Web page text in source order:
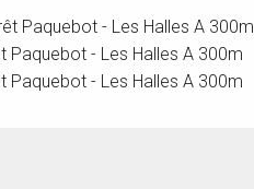
Paquebot - Les Halles A 300m
Paquebot - Les Halles A 300m
Paquebot - Les Halles A 300m